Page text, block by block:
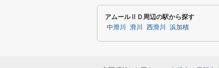
アムールⅡＤ周辺の駅から探す
中滑川 滑川 西滑川 浜加積